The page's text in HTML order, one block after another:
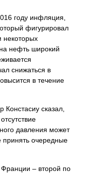
году инфляция,
фигурировал
некоторых
нефть широкий
снижаться в
в течение
сказал,
давления может
принять очередные
Франции – второй по